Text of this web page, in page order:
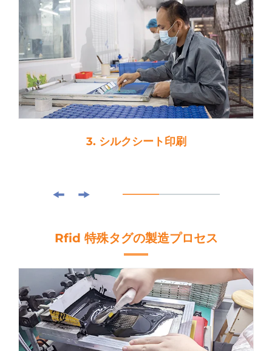
4. ローラーリング
Rfid 特殊タグの製造プロセス